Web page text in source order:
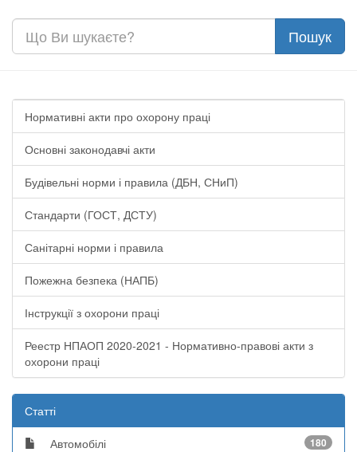
Нормативні акти про охорону праці
Основні законодавчі акти
Будівельні норми і правила (ДБН, СНиП)
Стандарти (ГОСТ, ДСТУ)
Санітарні норми і правила
Пожежна безпека (НАПБ)
Інструкції з охорони праці
Реестр НПАОП 2020-2021 - Нормативно-правові акти з
охорони праці
Статті
Автомобілі 180